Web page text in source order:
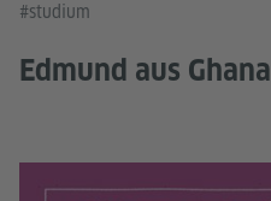
#studium
Edmund aus Ghana